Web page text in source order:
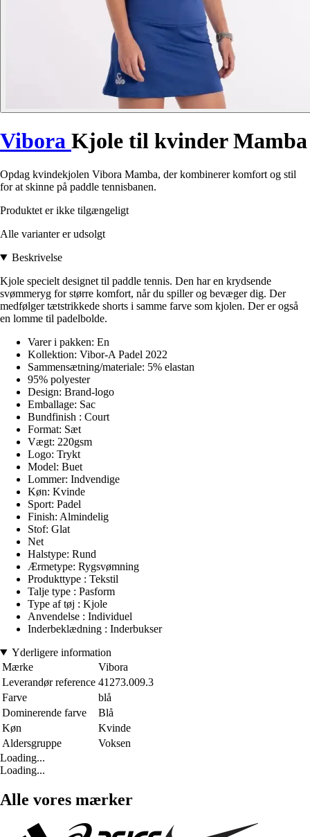
Vibora Kjole til kvinder Mamba
Opdag kvindekjolen Vibora Mamba, der kombinerer komfort og stil
for at skinne på paddle tennisbanen.
Produktet er ikke tilgængeligt
Alle varianter er udsolgt
Beskrivelse
Kjole specielt designet til paddle tennis. Den har en krydsende
svømmeryg for større komfort, når du spiller og bevæger dig. Der
medfølger tætstrikkede shorts i samme farve som kjolen. Der er også
en lomme til padelbolde.
Varer i pakken: En
Kollektion: Vibor-A Padel 2022
Sammensætning/materiale: 5% elastan
95% polyester
Design: Brand-logo
Emballage: Sac
Bundfinish : Court
Format: Sæt
Vægt: 220gsm
Logo: Trykt
Model: Buet
Lommer: Indvendige
Køn: Kvinde
Sport: Padel
Finish: Almindelig
Stof: Glat
Net
Halstype: Rund
Ærmetype: Rygsvømning
Produkttype : Tekstil
Talje type : Pasform
Type af tøj : Kjole
Anvendelse : Individuel
Inderbeklædning : Inderbukser
Yderligere information
Mærke
Vibora
Leverandør reference 41273.009.3
Farve
blå
Dominerende farve
Blå
Køn
Kvinde
Aldersgruppe
Voksen
Loading...
Loading...
Alle vores mærker